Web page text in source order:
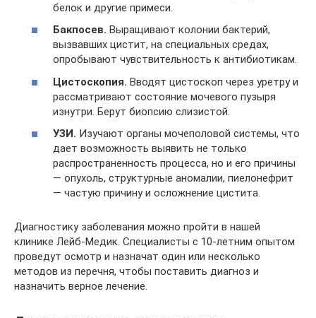
белок и другие примеси.
Бакпосев. Выращивают колонии бактерий,
вызвавших цистит, на специальных средах,
опробывают чувствительность к антибиотикам.
Цистоскопия. Вводят цистоскоп через уретру и
рассматривают состояние мочевого пузыря
изнутри. Берут биопсию слизистой.
УЗИ. Изучают органы мочеполовой системы, что
дает возможность выявить не только
распространенность процесса, но и его причины
— опухоль, структурные аномалии, пиелонефрит
— частую причину и осложнение цистита.
Диагностику заболевания можно пройти в нашей
клинике Лейб-Медик. Специалисты с 10-летним опытом
проведут осмотр и назначат один или несколько
методов из перечня, чтобы поставить диагноз и
назначить верное лечение.